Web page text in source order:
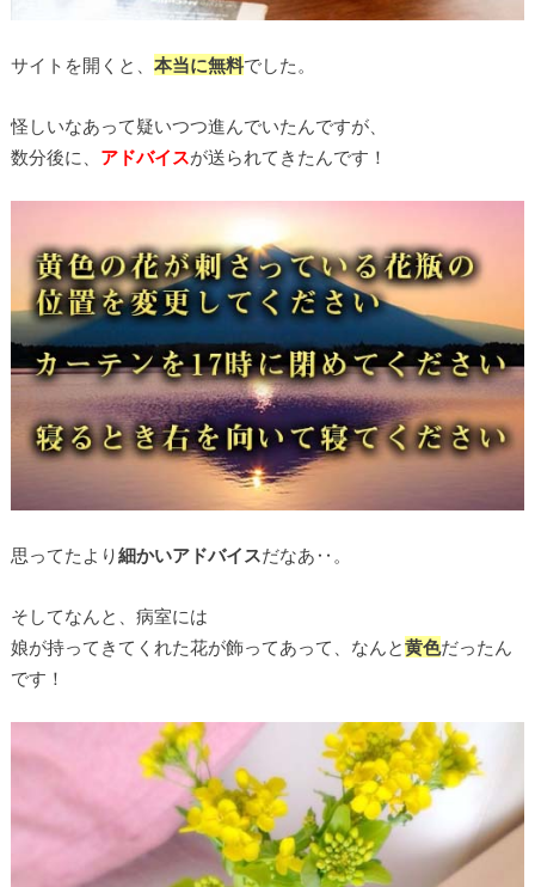
サイトを開くと、 本当に無料でした。
怪しいなあって疑いつつ進んでいたんですが、
数分後に、 アドバイスが送られてきたんです！
思ってたより細かいアドバイスだなあ‥。
そしてなんと、病室には
娘が持ってきてくれた花が飾ってあって、なんと黄色だったん
です！